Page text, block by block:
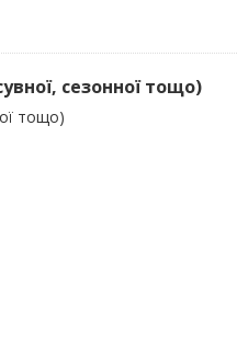
сезонної тощо)
тощо)